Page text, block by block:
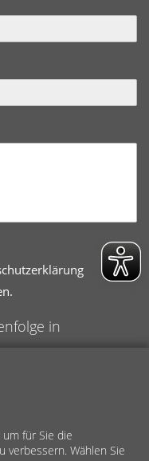
für Sie die
verbessern. Wählen Sie
in